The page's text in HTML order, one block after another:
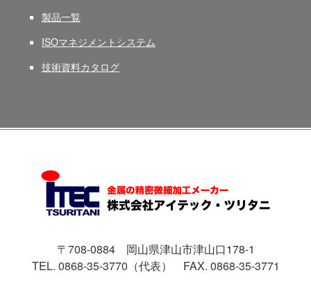
製品一覧
ISOマネジメントシステム
技術資料カタログ
〒708-0884 岡山県津山市津山口178-1
TEL. 0868-35-3770（代表） FAX. 0868-35-3771